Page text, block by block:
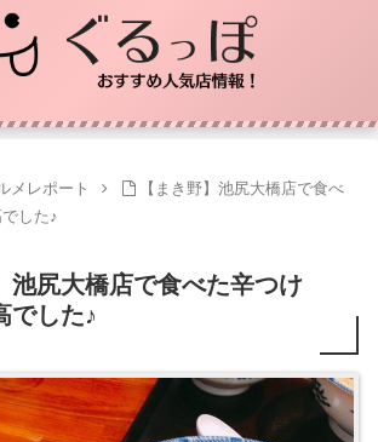
メレポート
【まき野】池尻大橋店で食べ
した♪
池尻大橋店で食べた辛つけ
でした♪